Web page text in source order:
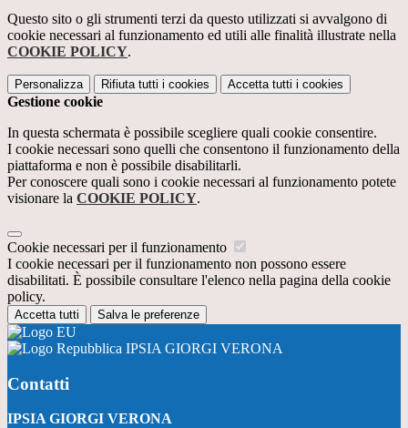
Questo sito o gli strumenti terzi da questo utilizzati si avvalgono di
cookie necessari al funzionamento ed utili alle finalità illustrate nella
COOKIE POLICY.
Personalizza Rifiuta tutti i cookies Accetta tutti i cookies
Gestione cookie
In questa schermata è possibile scegliere quali cookie consentire.
I cookie necessari sono quelli che consentono il funzionamento della
piattaforma e non è possibile disabilitarli.
Per conoscere quali sono i cookie necessari al funzionamento potete
visionare la COOKIE POLICY.
Cookie necessari per il funzionamento
I cookie necessari per il funzionamento non possono essere
disabilitati. È possibile consultare l'elenco nella pagina della cookie
policy.
Accetta tutti Salva le preferenze
IPSIA GIORGI VERONA
Contatti
IPSIA GIORGI VERONA